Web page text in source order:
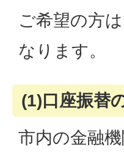
ご希望の方
なります。
(1)口座振替
市内の金融